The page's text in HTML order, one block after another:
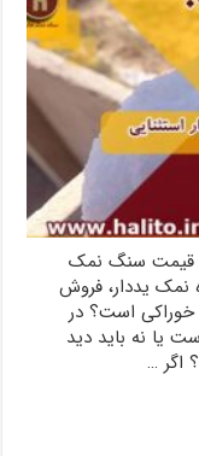
قیمت سنگ نمک
یددار، فروش
نمک خوراکی است؟ در
یا نه باید دید
اگر …